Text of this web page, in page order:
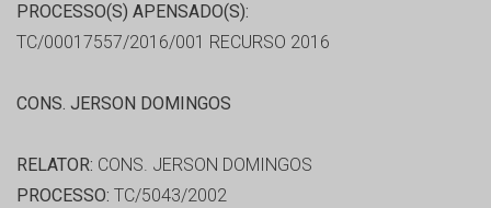
PROCESSO(S) APENSADO(S):
TC/00017557/2016/001 RECURSO 2016
CONS. JERSON DOMINGOS
RELATOR: CONS. JERSON DOMINGOS
PROCESSO: TC/5043/2002